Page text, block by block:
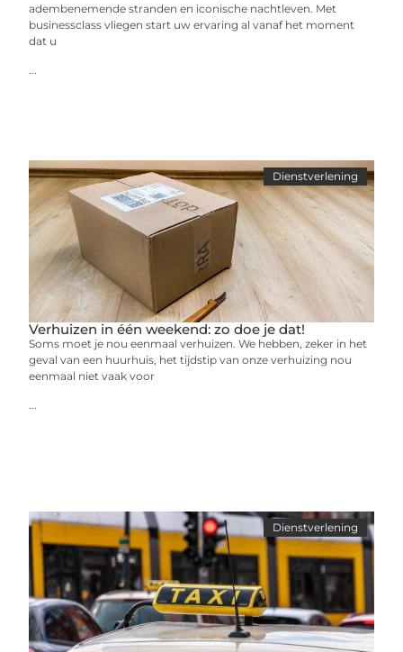
adembenemende stranden en iconische nachtleven. Met
businessclass vliegen start uw ervaring al vanaf het moment
dat u
Dienstverlening
Verhuizen in één weekend: zo doe je dat!
Soms moet je nou eenmaal verhuizen. We hebben, zeker in het
geval van een huurhuis, het tijdstip van onze verhuizing nou
eenmaal niet vaak voor
Dienstverlening